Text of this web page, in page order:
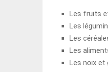
Les fruits
Les
Les
Les
Les noix et